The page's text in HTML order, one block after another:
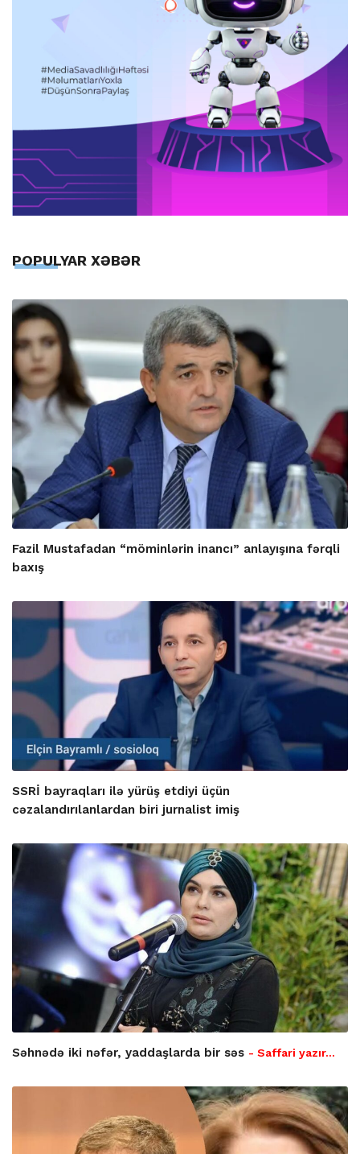
POPULYAR XƏBƏR
Fazil Mustafadan “möminlərin inancı” anlayışına fərqli
baxış
SSRİ bayraqları ilə yürüş etdiyi üçün
cəzalandırılanlardan biri jurnalist imiş
Səhnədə iki nəfər, yaddaşlarda bir səs - Saffari yazır…